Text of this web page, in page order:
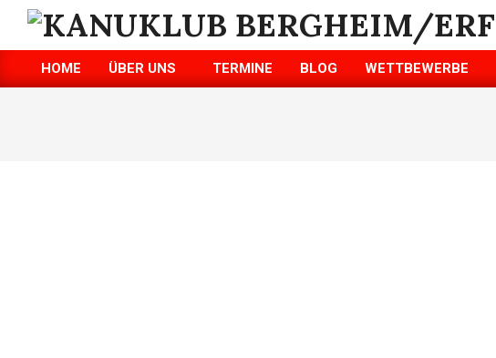
contentKANUKLUB
BERGHEIM/ERFT
Primary
HOME ÜBER UNS TERMINE BLOG WETTBEWERBE